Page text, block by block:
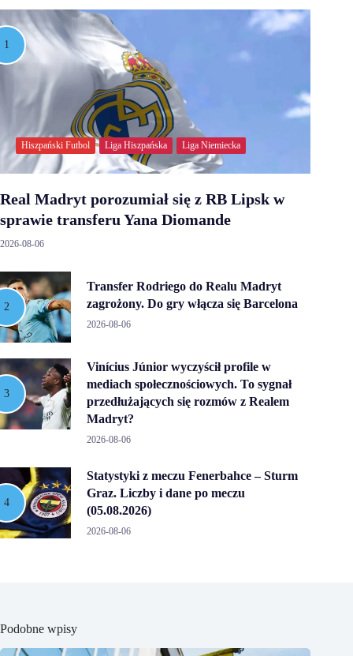
Hiszpański Futbol Liga Hiszpańska Liga Niemiecka
Real Madryt porozumiał się z RB Lipsk w
sprawie transferu Yana Diomande
2026-08-06
Transfer Rodriego do Realu Madryt
zagrożony. Do gry włącza się Barcelona
2026-08-06
Vinícius Júnior wyczyścił profile w
mediach społecznościowych. To sygnał
przedłużających się rozmów z Realem
Madryt?
2026-08-06
Statystyki z meczu Fenerbahce – Sturm
Graz. Liczby i dane po meczu
(05.08.2026)
2026-08-06
Podobne wpisy